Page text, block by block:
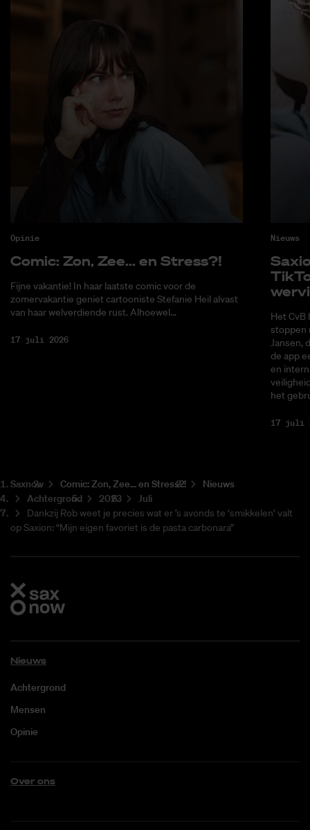
Opinie
Co­mic: Zon, Zee... en Stress?!
Fijne vakantie! In haar laatste comic voor de
zomervakantie geniet cartooniste Stefanie Heil alvast
van haar welverdiende rust. Alhoewel...
17 juli 2026
Nieuws
Het CvB
stoppen
Jansen,
de app
en
het
17 juli
Saxnow Co­mic: Zon, Zee... en Stress?!
Nieuws
Achtergrond
2023
Juli
Dankzij Rob weet je precies wat er ’s avonds te ‘smikkelen’ valt
op Saxion: “Mijn eigen favoriet is de pasta carbonara”
Nieuws
Achtergrond
Mensen
Opinie
Over ons